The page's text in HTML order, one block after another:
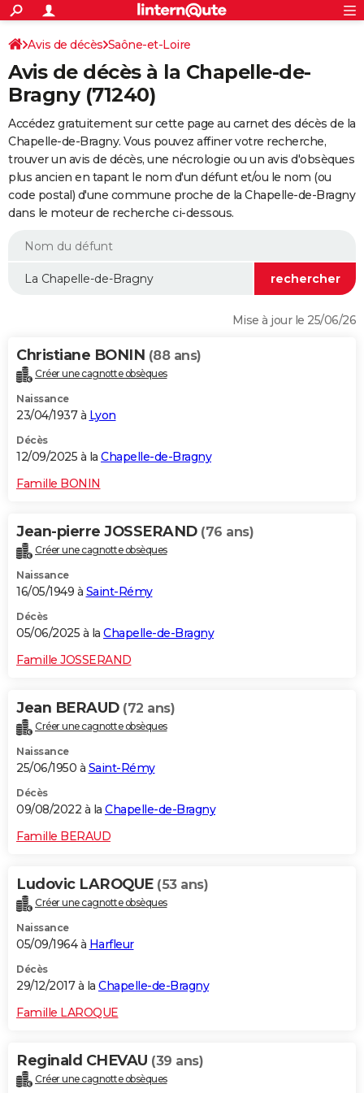
ACTUALITÉS
Politique
Société
Faits Divers
Education
Monde
Villes
+
SPORT
Coupe du monde 2026
Football
Tennis
Cyclisme
Rugby
Forum
FINANCE
Retraite
Impôts
Epargne
Immobilier
Risques naturels par ville
Banque
Assurance
Crédit
AUTO
Essais
Réserver un essai
Citadines
Berlines
SUV
Forum auto
+
HIGH-TECH
Mobiles
Meilleur smartphone
Internet
Ordinateurs
Jeux vidéo
Guide high-tech
+
BRICOLAGE
Forum
Aménagement intérieur
Extérieur
Cuisine
Salle de bains
Jardinage
Rangement
WEEK-END
Guides de France
Escapades
Patrimoine
Expositions
Musées
Week-end nature
LIFESTYLE
Alimentation
Guide de la santé
Maladies
Médicaments
Sommeil
VOYAGE
Destinations
City break
Voyage nature
Voyage de noces
Forum
Climat
+PHOTO
GUIDES D'ACHAT
BONS PLANS
CARTE DE VOEUX
Dictionnaire
Biographies
Citations
Expressions
Proverbes
PROGRAMME TV
COPAINS D'AVANT
S'inscrire
Se connecter
Lycées
Collèges
Primaires
Universités
Entreprises
Service militaire
Avis de recherche
AVIS DE DÉCÈS
S'inscrire
Connexion
Avis de décès Saône-et-Loire
Avis de décès à la Chapelle-de-
Bragny (71240)
Accédez gratuitement sur cette page au carnet des décès de la
Chapelle-de-Bragny. Vous pouvez affiner votre recherche,
trouver un avis de décès, une nécrologie ou un avis d'obsèques
plus ancien en tapant le nom d'un défunt et/ou le nom (ou
code postal) d'une commune proche de la Chapelle-de-Bragny
dans le moteur de recherche ci-dessous.
Mise à jour le 25/06/26
Christiane BONIN (88 ans)
Créer une cagnotte obsèques
Naissance
23/04/1937 à Lyon
Décès
12/09/2025 à la Chapelle-de-Bragny
Famille BONIN
Jean-pierre JOSSERAND (76 ans)
Créer une cagnotte obsèques
Naissance
16/05/1949 à Saint-Rémy
Décès
05/06/2025 à la Chapelle-de-Bragny
Famille JOSSERAND
Jean BERAUD (72 ans)
Créer une cagnotte obsèques
Naissance
25/06/1950 à Saint-Rémy
Décès
09/08/2022 à la Chapelle-de-Bragny
Famille BERAUD
Ludovic LAROQUE (53 ans)
Créer une cagnotte obsèques
Naissance
05/09/1964 à Harfleur
Décès
29/12/2017 à la Chapelle-de-Bragny
Famille LAROQUE
Reginald CHEVAU (39 ans)
Créer une cagnotte obsèques